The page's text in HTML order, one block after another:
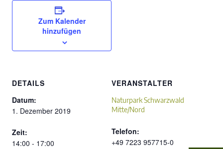
Zum Kalender
hinzufügen
DETAILS
Datum:
1. Dezember 2019
Zeit:
14:00 - 17:00
VERANSTALTER
Naturpark Schwarzwald
Mitte/Nord
Telefon:
+49 7223 957715-0